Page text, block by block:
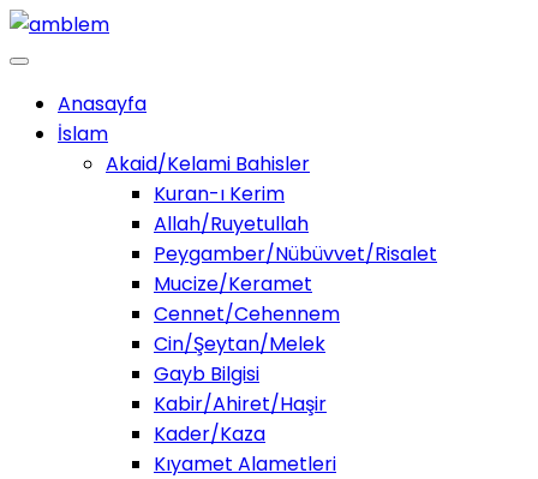
Anasayfa
İslam
Akaid/Kelami Bahisler
Kuran-ı Kerim
Allah/Ruyetullah
Peygamber/Nübüvvet/Risalet
Mucize/Keramet
Cennet/Cehennem
Cin/Şeytan/Melek
Gayb Bilgisi
Kabir/Ahiret/Haşir
Kader/Kaza
Kıyamet Alametleri